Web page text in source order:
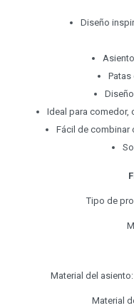
Diseño
Patas
Ideal para comedor,
Fácil de
Tipo de
Material del
Material